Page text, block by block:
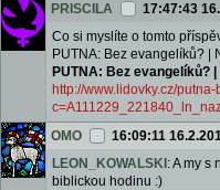
PRISCILA 17:47:43
Co si myslíte o tomto
PUTNA: Bez evangelíků? |
PUTNA: Bez evangelíků?
http://www.lidovky.cz/
OMO
16:09:11
LEON_KOWALSKI : A my s
biblickou hodinu :)